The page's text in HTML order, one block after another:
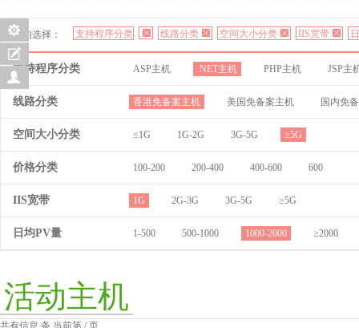
您的选择： 支持程序分类 线路分类 空间大小分类 IIS宽带
支持程序分类 ASP主机 .NET主机 PHP主机 JSP主
线路分类 香港免备案主机 美国免备案主机 国内免
空间大小分类 ≤1G 1G-2G 3G-5G ≥5G
价格分类 100-200 200-400 400-600 600
IIS宽带 1G 2G-3G 3G-5G ≥5G
日均PV量 1-500 500-1000 1000-2000 ≥2000
活动主机
共有信息 条 当前第 / 页